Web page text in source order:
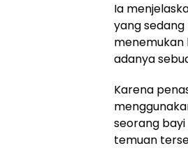
Ia
yang
menemukan
adanya
Karena
seorang
temuan